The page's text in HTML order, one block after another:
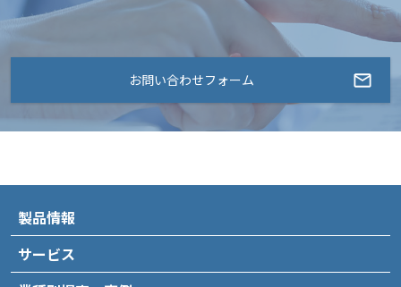
お問い合わせフォーム
製品情報
サービス